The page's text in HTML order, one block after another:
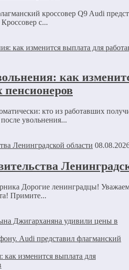
кроссовер Q9 Audi
с...
как
кто из работавших
увольнения...
Дорогие ленинградцы!
Примите...
Джигарханяна удивили цены в
Audi представил флагманский
как изменится выплата для